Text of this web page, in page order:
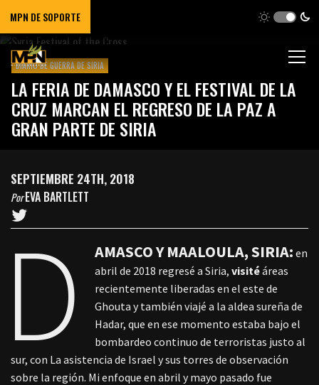
MPN DE SOPORTE
DIARIO DE GUERRA DE SIRIA
LA FERIA DE DAMASCO Y EL FESTIVAL DE LA
CRUZ MARCAN EL REGRESO DE LA PAZ A
GRAN PARTE DE SIRIA
SEPTIEMBRE 24TH, 2018
PorEVA BARTLETT
D AMASCO Y MAALOULA, SIRIA: en
abril de 2018 regresé a Siria,visitéáreas
recientemente liberadas en el este de
Ghouta y también viajé a la aldea sureña de
Hadar, que en ese momento estaba bajo el
bombardeo continuo de terroristas justo al
sur, con La asistencia de Israel y sus torres de observación
sobre la región. Mi enfoque en abril y mayo pasado fue